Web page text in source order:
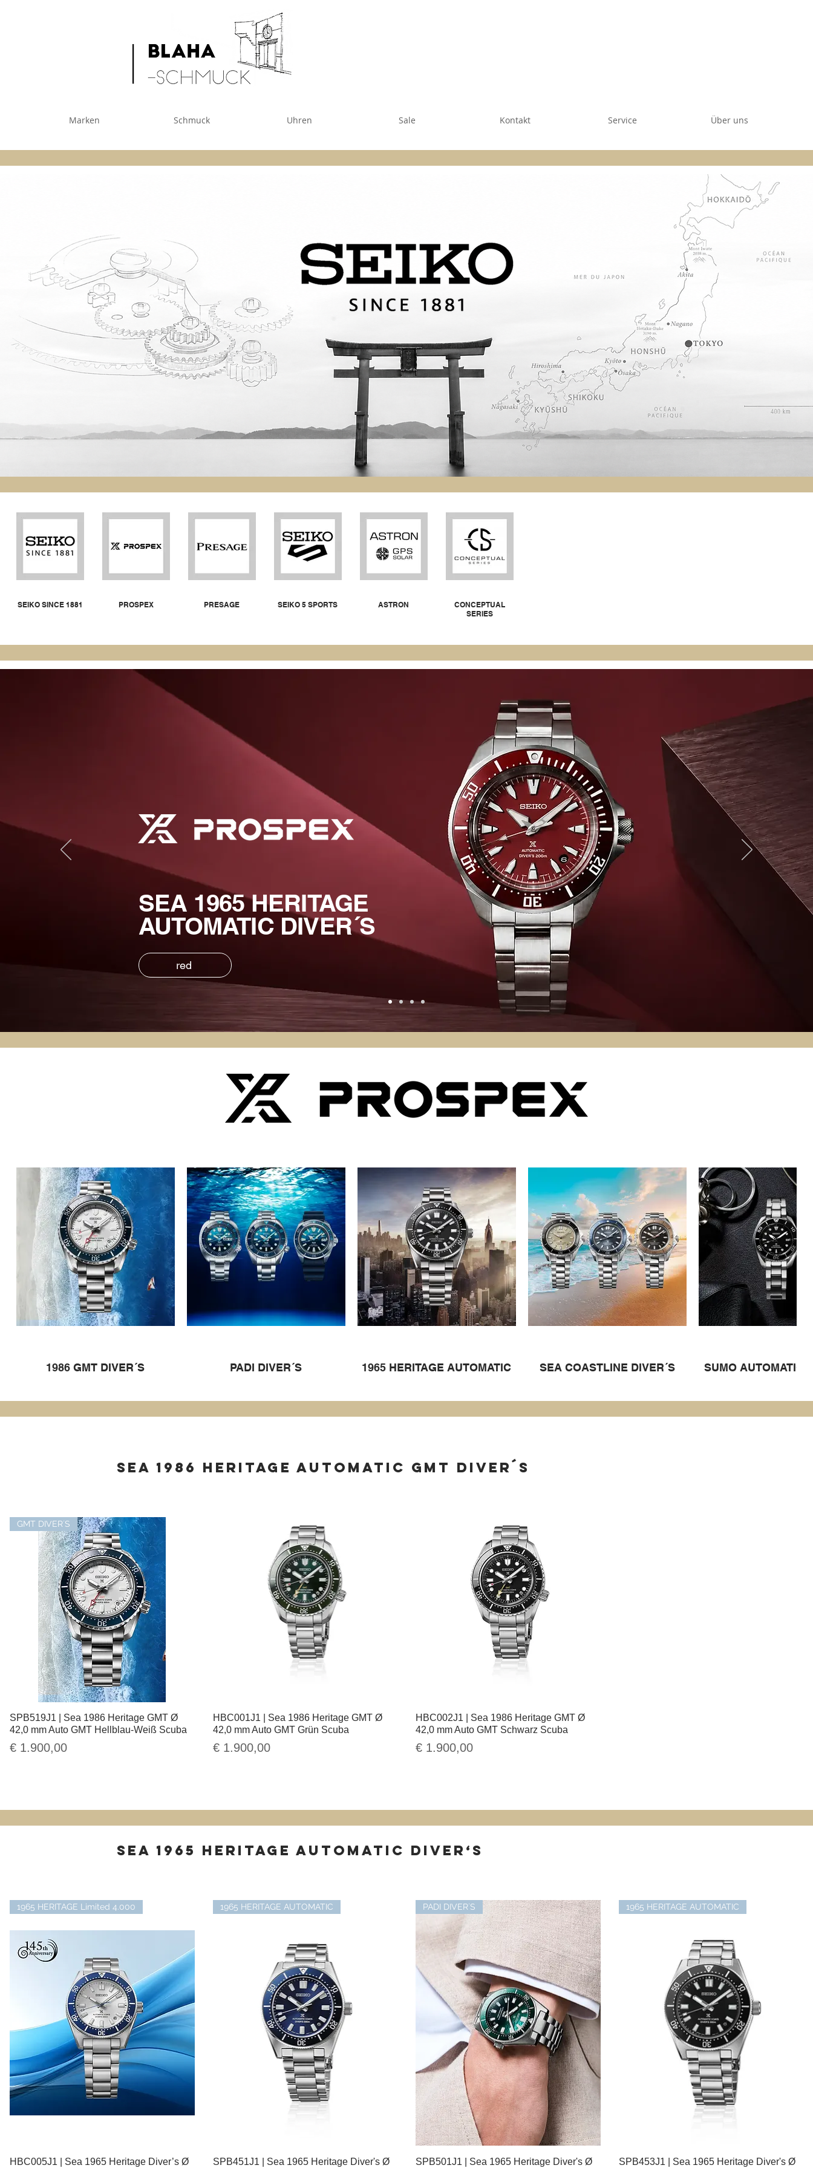
Marken Schmuck Uhren Sale Kontakt Service Über uns
SEIKO SINCE 1881 PROSPEX PRESAGE SEIKO 5 SPORTS ASTRON
CONCEPTUAL
SERIES
SEA 1965 HERITAGE
AUTOMATIC DIVER´S
red
1986 GMT DIVER´S PADI DIVER´S 1965 HERITAGE AUTOMATIC SEA COASTLINE DIVER´S SUMO AUTOMATIC
SEA 1986 HERITAGE AUTOMATIC GMT DIVER´S
Schnellansicht
GMT DIVER´S
SPB519J1 | Sea 1986 Heritage GMT Ø
42,0 mm Auto GMT Hellblau-Weiß Scuba
Preis
€ 1.900,00
Schnellansicht
HBC001J1 | Sea 1986 Heritage GMT Ø
42,0 mm Auto GMT Grün Scuba
Preis
€ 1.900,00
Schnellansicht
HBC002J1 | Sea 1986 Heritage GMT Ø
42,0 mm Auto GMT Schwarz Scuba
Preis
€ 1.900,00
SEA 1965 HERITAGE AUTOMATIC DIVER‘S
Schnellansicht
1965 HERITAGE Limited 4.000
HBC005J1 | Sea 1965 Heritage Diver’s Ø Schnellansicht
1965 HERITAGE AUTOMATIC
SPB451J1 | Sea 1965 Heritage Diver's Ø Schnellansicht
PADI DIVER´S
SPB501J1 | Sea 1965 Heritage Diver's Ø Schnellansicht
1965 HERITAGE AUTOMATIC
SPB453J1 | Sea 1965 Heritage Diver's Ø